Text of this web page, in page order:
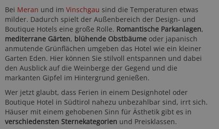
Bei Meran und im Vinschgau sind die Temperaturen etwas
milder. Dadurch spielt der Außenbereich der Design- und
Boutique Hotels eine große Rolle. Romantische Parkanlagen,
mediterrane Gärten, blühende Obstbäume oder japanisch
anmutende Grünflächen umgeben das Hotel wie ein kleiner
Garten Eden. Hier können Sie stilvoll entspannen und dabei
den Ausblick auf die Weinberge der Gegend und die
markanten Gipfel im Hintergrund genießen.
Wer jetzt glaubt, dass Ferien in einem Designhotel oder
Boutique Hotel in Südtirol nahezu unbezahlbar sind, irrt sich.
Häuser mit einem gehobenen Sinn für Ästhetik gibt es in
verschiedensten Sternekategorien und Preisklassen.